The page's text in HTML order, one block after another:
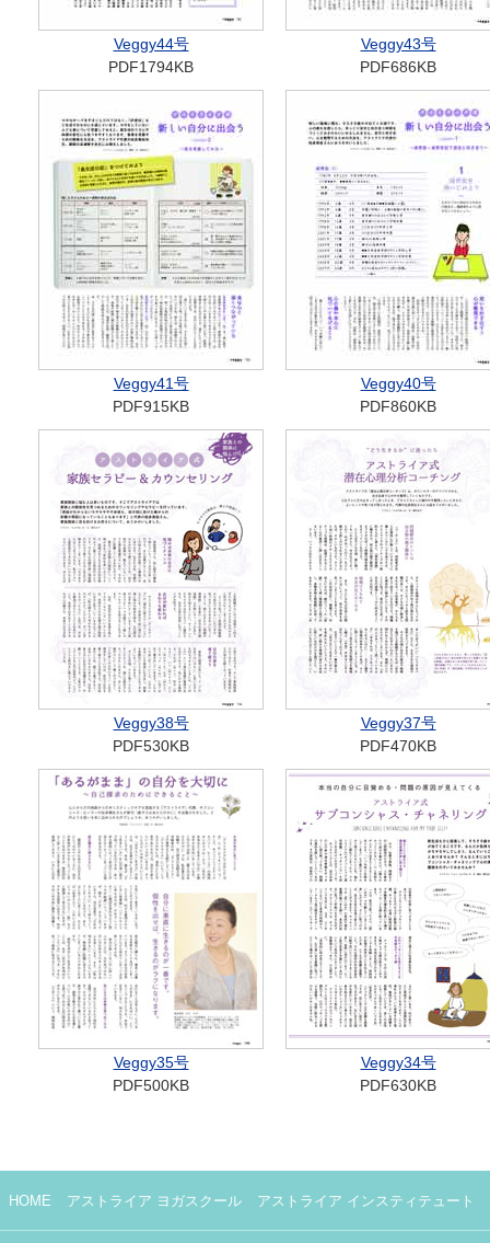
Veggy44号
PDF1794KB
Veggy43号
PDF686KB
Veggy41号
PDF915KB
Veggy40号
PDF860KB
Veggy38号
PDF530KB
Veggy37号
PDF470KB
Veggy35号
PDF500KB
Veggy34号
PDF630KB
HOME アストライア ヨガスクール アストライア インスティテュート